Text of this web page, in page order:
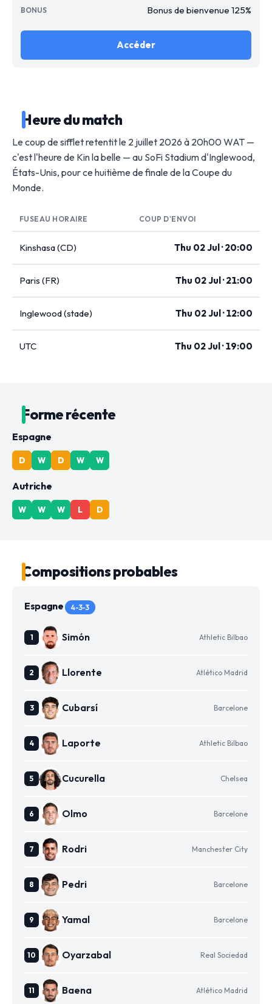
Bonus de bienvenue 125%
Accéder
Heure du match
Le coup de sifflet retentit le 2 juillet 2026 à 20h00 WAT —
c'est l'heure de Kin la belle — au SoFi Stadium d'Inglewood,
États-Unis, pour ce huitième de finale de la Coupe du
Monde.
FUSEAU HORAIRE COUP D'ENVOI
Kinshasa (CD) Thu 02 Jul · 20:00
Paris (FR) Thu 02 Jul · 21:00
Inglewood (stade) Thu 02 Jul · 12:00
UTC Thu 02 Jul · 19:00
Forme récente
Espagne
D W D W W
Autriche
W W W L D
Compositions probables
Espagne 4-3-3
Simón Athletic Bilbao
Llorente Atlético Madrid
Cubarsí Barcelone
Laporte Athletic Bilbao
Cucurella Chelsea
Olmo Barcelone
Rodri Manchester City
Pedri Barcelone
Yamal Barcelone
Oyarzabal Real Sociedad
Baena Atlético Madrid